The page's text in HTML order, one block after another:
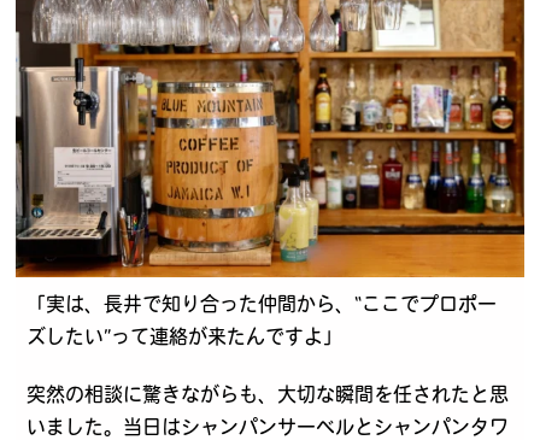
「実は、長井で知り合った仲間から、“ここでプロポー
ズしたい”って連絡が来たんですよ」
突然の相談に驚きながらも、大切な瞬間を任されたと思
いました。当日はシャンパンサーベルとシャンパンタワ